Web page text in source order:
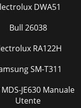
DWA51
Bull 26038
RA122H
SM-T311
Utente